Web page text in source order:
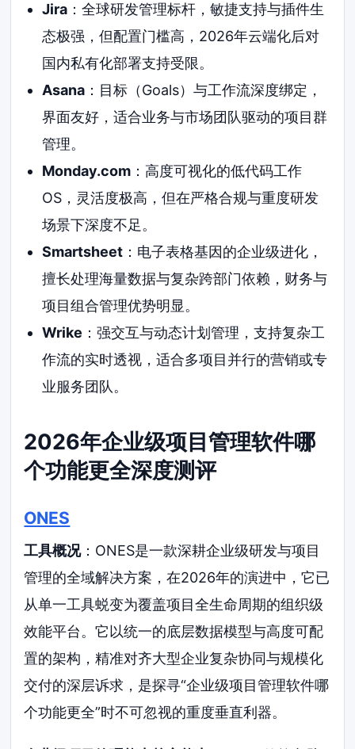
Jira：全球研发管理标杆，敏捷支持与插件生
态极强，但配置门槛高，2026年云端化后对
国内私有化部署支持受限。
Asana：目标（Goals）与工作流深度绑定，
界面友好，适合业务与市场团队驱动的项目群
管理。
Monday.com：高度可视化的低代码工作
OS，灵活度极高，但在严格合规与重度研发
场景下深度不足。
Smartsheet：电子表格基因的企业级进化，
擅长处理海量数据与复杂跨部门依赖，财务与
项目组合管理优势明显。
Wrike ：强交互与动态计划管理，支持复杂工
作流的实时透视，适合多项目并行的营销或专
业服务团队。
2026年企业级项目管理软件哪
个功能更全深度测评
ONES
工具概况：ONES是一款深耕企业级研发与项目
管理的全域解决方案，在2026年的演进中，它已
从单一工具蜕变为覆盖项目全生命周期的组织级
效能平台。它以统一的底层数据模型与高度可配
置的架构，精准对齐大型企业复杂协同与规模化
交付的深层诉求，是探寻“企业级项目管理软件哪
个功能更全”时不可忽视的重度垂直利器。